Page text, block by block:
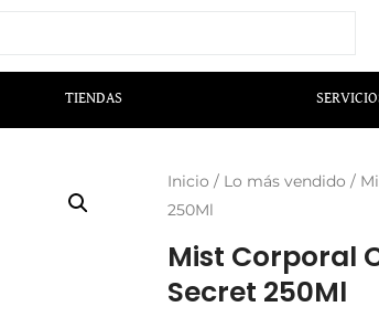
TIENDAS
Inicio / Lo más vendido /
250Ml
Mist Corporal
Secret 250Ml